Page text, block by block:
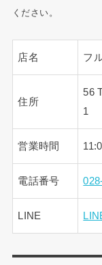
ください。
店名 フ
住所
56
1
営業時間
電話番号
LINE